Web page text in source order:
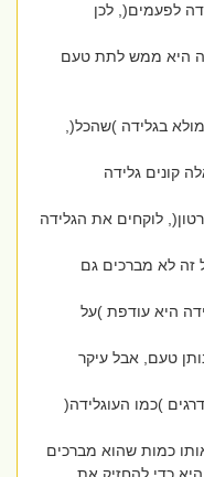
לפעמים(, לכן
היא ממש לתת טעם
בגלידה )שהכל(,
או יש כאלה קונים גלידה
קרטון(, לוקחים את הגלידה
לא מברכים גם
היא עודפת )על
טעם, אבל עיקר
)כמו העוגלידה(
כמות שהוא מברכים